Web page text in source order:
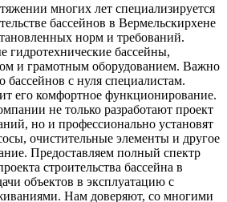
многих лет специализируется
бассейнов в Вермельскирхене
норм и требований.
гидротехнические бассейны,
и грамотным оборудованием. Важно
бассейнов с нуля специалистам.
его комфортное функционирование.
не только разработают проект
но и профессионально установят
очистительные элементы и другое
Предоставляем полный спектр
строительства бассейна в
объектов в эксплуатацию с
Нам доверяют, со многими